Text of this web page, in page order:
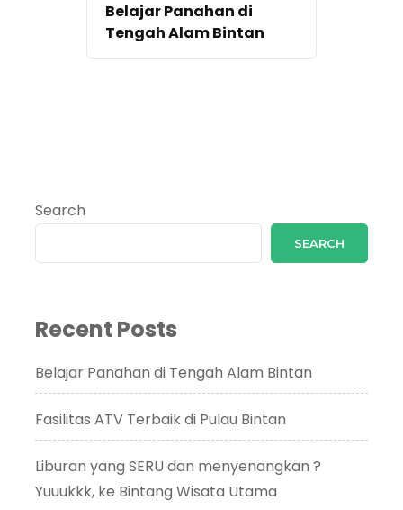
Belajar Panahan di
Tengah Alam Bintan
Search
SEARCH
Recent Posts
Belajar Panahan di Tengah Alam Bintan
Fasilitas ATV Terbaik di Pulau Bintan
Liburan yang SERU dan menyenangkan ?
Yuuukkk, ke Bintang Wisata Utama